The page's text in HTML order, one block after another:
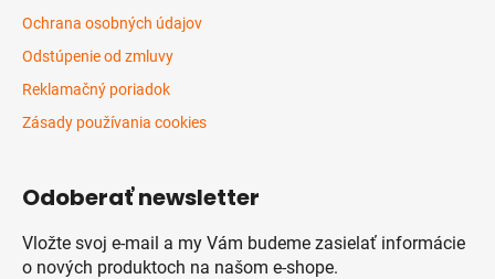
Ochrana osobných údajov
Odstúpenie od zmluvy
Reklamačný poriadok
Zásady používania cookies
Odoberať newsletter
Vložte svoj e-mail a my Vám budeme zasielať informácie
o nových produktoch na našom e-shope.